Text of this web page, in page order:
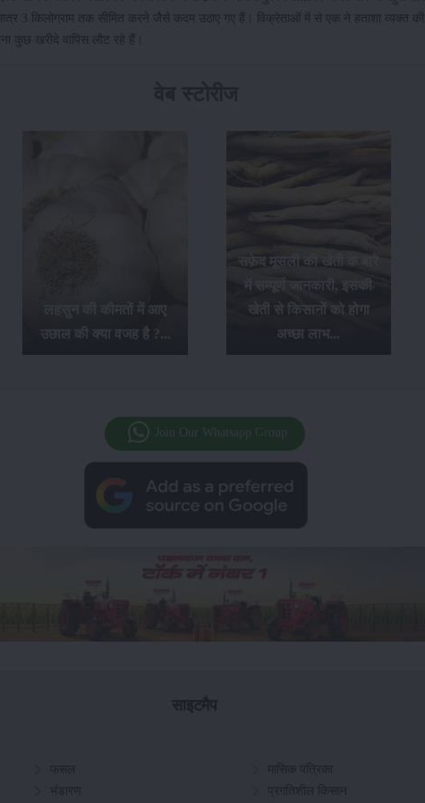
3 किलोग्राम तक सीमित करने जैसे कदम उठाए गए हैं। विक्रेताओं में से एक ने हताशा व्यक्त की
कुछ खरीदे वापिस लौट रहे हैं।
लहसुन की कीमतों में आए
उछाल की क्या वजह है ?...
सफ़ेद मूसली की खेती के बारे
में सम्पूर्ण जानकारी, इसकी
खेती से किसानों को होगा
अच्छा लाभ...
Join Our Whatsapp Group